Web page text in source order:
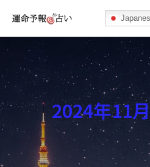
運命予報占い
運命予報占いとは
あなたの所属部屋を探そう！
最恐の相性占い
2024年11